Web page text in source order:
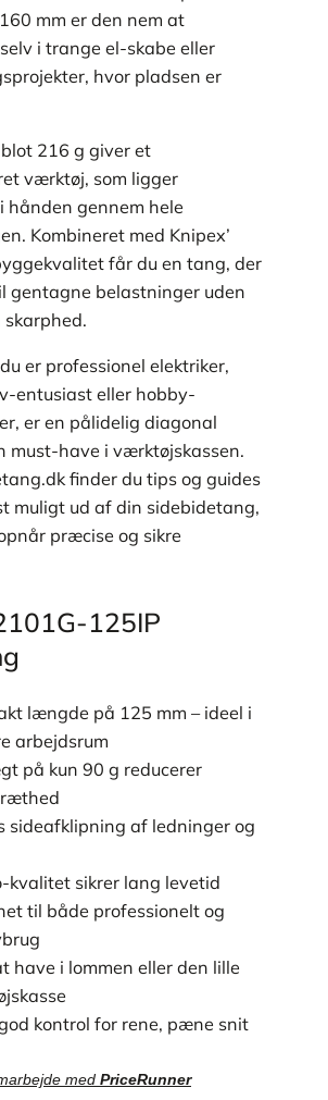
mm er den nem at
i trange el-skabe eller
hvor pladsen er
216 g giver et
værktøj, som ligger
hånden gennem hele
Kombineret med Knipex’
får du en tang, der
gentagne belastninger uden
er professionel elektriker,
entusiast eller hobby­
er en pålidelig diagonal
must-have i værktøjskassen.
finder du tips og guides
muligt ud af din sidebidetang,
præcise og sikre
125IP
længde på 125 mm – ideel i
arbejdsrum
på kun 90 g reducerer
sideafklipning af ledninger og
kvalitet sikrer lang levetid
til både professionelt og
have i lommen eller den lille
kontrol for rene, pæne snit
med PriceRunner